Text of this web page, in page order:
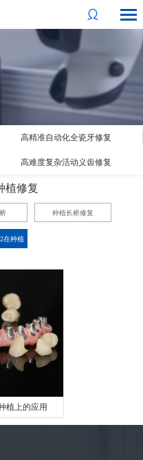
高精准自动化全瓷牙修复
高难度复杂活动义齿修复
植修复
种植长桥修复
在种植
植上的应用